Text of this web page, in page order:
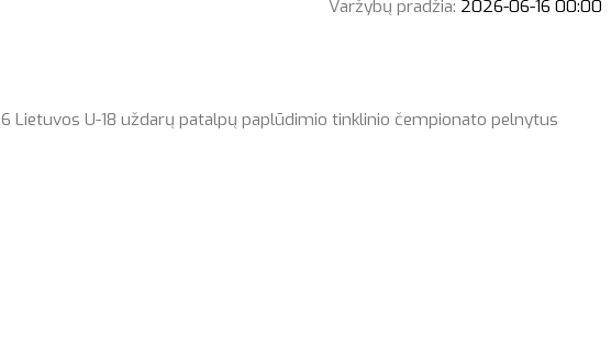
Varžybų pradžia: 2026-06-16 00:00
U-18 uždarų patalpų paplūdimio tinklinio čempionato pelnytus